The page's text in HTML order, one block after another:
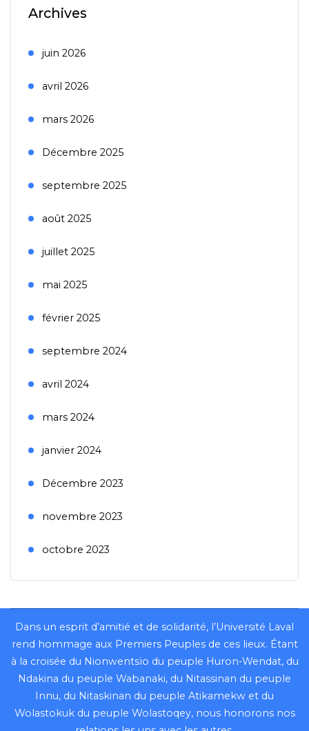
Archives
juin 2026
avril 2026
mars 2026
Décembre 2025
septembre 2025
août 2025
juillet 2025
mai 2025
février 2025
septembre 2024
avril 2024
mars 2024
janvier 2024
Décembre 2023
novembre 2023
octobre 2023
Dans un esprit d’amitié et de solidarité, l’Université Laval
rend hommage aux Premiers Peuples de ces lieux. Étant
à la croisée du Nionwentsïo du peuple Huron-Wendat, du
Ndakina du peuple Wabanaki, du Nitassinan du peuple
Innu, du Nitaskinan du peuple Atikamekw et du
Wolastokuk du peuple Wolastoqey, nous honorons nos